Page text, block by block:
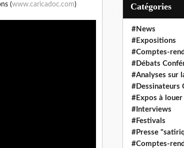
(www.caricadoc.com) Catégories
#News
#Expositions
#Comptes-
#Débats
#Analyses sur
#Dessinateurs
#Expos à louer
#Interviews
#Festivals
#Presse
#Comptes-